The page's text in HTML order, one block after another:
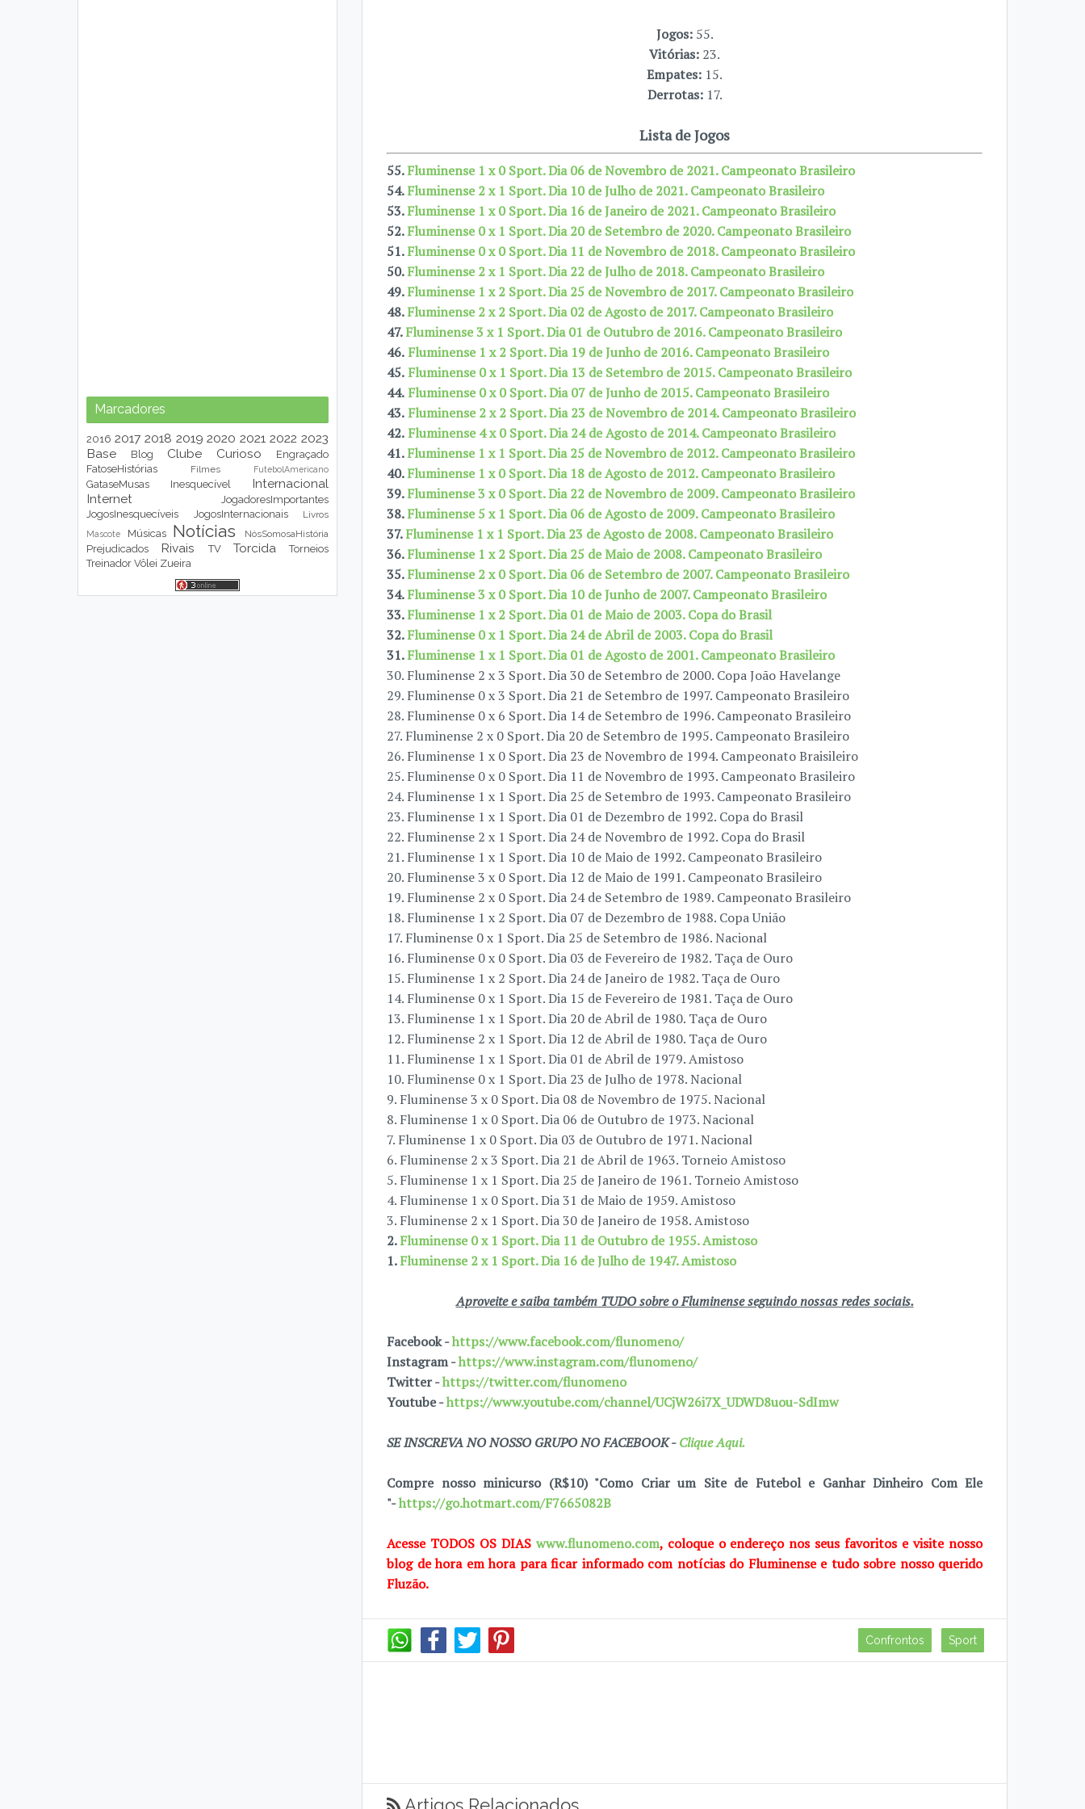
Jogos: 55.
Vitórias: 23.
Empates: 15.
Derrotas: 17.
Lista de Jogos
55.Fluminense 1 x 0 Sport. Dia 06 de Novembro de 2021. Campeonato Brasileiro
54.Fluminense 2 x 1 Sport. Dia 10 de Julho de 2021. Campeonato Brasileiro
53.Fluminense 1 x 0 Sport. Dia 16 de Janeiro de 2021. Campeonato Brasileiro
52.Fluminense 0 x 1 Sport. Dia 20 de Setembro de 2020. Campeonato Brasileiro
51.Fluminense 0 x 0 Sport. Dia 11 de Novembro de 2018. Campeonato Brasileiro
50.Fluminense 2 x 1 Sport. Dia 22 de Julho de 2018. Campeonato Brasileiro
49.Fluminense 1 x 2 Sport. Dia 25 de Novembro de 2017. Campeonato Brasileiro
48.Fluminense 2 x 2 Sport. Dia 02 de Agosto de 2017. Campeonato Brasileiro
47.Fluminense 3 x 1 Sport. Dia 01 de Outubro de 2016. Campeonato Brasileiro
46. Fluminense 1 x 2 Sport. Dia 19 de Junho de 2016. Campeonato Brasileiro
45. Fluminense 0 x 1 Sport. Dia 13 de Setembro de 2015. Campeonato Brasileiro
44. Fluminense 0 x 0 Sport. Dia 07 de Junho de 2015. Campeonato Brasileiro
43. Fluminense 2 x 2 Sport. Dia 23 de Novembro de 2014. Campeonato Brasileiro
42. Fluminense 4 x 0 Sport. Dia 24 de Agosto de 2014. Campeonato Brasileiro
41.Fluminense 1 x 1 Sport. Dia 25 de Novembro de 2012. Campeonato Brasileiro
40.Fluminense 1 x 0 Sport. Dia 18 de Agosto de 2012. Campeonato Brasileiro
39.Fluminense 3 x 0 Sport. Dia 22 de Novembro de 2009. Campeonato Brasileiro
38.Fluminense 5 x 1 Sport. Dia 06 de Agosto de 2009. Campeonato Brasileiro
37.Fluminense 1 x 1 Sport. Dia 23 de Agosto de 2008. Campeonato Brasileiro
36.Fluminense 1 x 2 Sport. Dia 25 de Maio de 2008. Campeonato Brasileiro
35.Fluminense 2 x 0 Sport. Dia 06 de Setembro de 2007. Campeonato Brasileiro
34.Fluminense 3 x 0 Sport. Dia 10 de Junho de 2007. Campeonato Brasileiro
33.Fluminense 1 x 2 Sport. Dia 01 de Maio de 2003. Copa do Brasil
32.Fluminense 0 x 1 Sport. Dia 24 de Abril de 2003. Copa do Brasil
31.Fluminense 1 x 1 Sport. Dia 01 de Agosto de 2001. Campeonato Brasileiro
30. Fluminense 2 x 3 Sport. Dia 30 de Setembro de 2000. Copa João Havelange
29. Fluminense 0 x 3 Sport. Dia 21 de Setembro de 1997. Campeonato Brasileiro
28. Fluminense 0 x 6 Sport. Dia 14 de Setembro de 1996. Campeonato Brasileiro
27. Fluminense 2 x 0 Sport. Dia 20 de Setembro de 1995. Campeonato Brasileiro
26. Fluminense 1 x 0 Sport. Dia 23 de Novembro de 1994. Campeonato Braisileiro
25. Fluminense 0 x 0 Sport. Dia 11 de Novembro de 1993. Campeonato Brasileiro
24. Fluminense 1 x 1 Sport. Dia 25 de Setembro de 1993. Campeonato Brasileiro
23. Fluminense 1 x 1 Sport. Dia 01 de Dezembro de 1992. Copa do Brasil
22. Fluminense 2 x 1 Sport. Dia 24 de Novembro de 1992. Copa do Brasil
21. Fluminense 1 x 1 Sport. Dia 10 de Maio de 1992. Campeonato Brasileiro
20. Fluminense 3 x 0 Sport. Dia 12 de Maio de 1991. Campeonato Brasileiro
19. Fluminense 2 x 0 Sport. Dia 24 de Setembro de 1989. Campeonato Brasileiro
18. Fluminense 1 x 2 Sport. Dia 07 de Dezembro de 1988. Copa União
17. Fluminense 0 x 1 Sport. Dia 25 de Setembro de 1986. Nacional
16. Fluminense 0 x 0 Sport. Dia 03 de Fevereiro de 1982. Taça de Ouro
15. Fluminense 1 x 2 Sport. Dia 24 de Janeiro de 1982. Taça de Ouro
14. Fluminense 0 x 1 Sport. Dia 15 de Fevereiro de 1981. Taça de Ouro
13. Fluminense 1 x 1 Sport. Dia 20 de Abril de 1980. Taça de Ouro
12. Fluminense 2 x 1 Sport. Dia 12 de Abril de 1980. Taça de Ouro
11. Fluminense 1 x 1 Sport. Dia 01 de Abril de 1979. Amistoso
10. Fluminense 0 x 1 Sport. Dia 23 de Julho de 1978. Nacional
9. Fluminense 3 x 0 Sport. Dia 08 de Novembro de 1975. Nacional
8. Fluminense 1 x 0 Sport. Dia 06 de Outubro de 1973. Nacional
7. Fluminense 1 x 0 Sport. Dia 03 de Outubro de 1971. Nacional
6. Fluminense 2 x 3 Sport. Dia 21 de Abril de 1963. Torneio Amistoso
5. Fluminense 1 x 1 Sport. Dia 25 de Janeiro de 1961. Torneio Amistoso
4. Fluminense 1 x 0 Sport. Dia 31 de Maio de 1959. Amistoso
3. Fluminense 2 x 1 Sport. Dia 30 de Janeiro de 1958. Amistoso
2.Fluminense 0 x 1 Sport. Dia 11 de Outubro de 1955. Amistoso
1.Fluminense 2 x 1 Sport. Dia 16 de Julho de 1947. Amistoso
Aproveite e saiba também TUDO sobre o Fluminense seguindo nossas redes sociais.
Facebook -https://www.facebook.com/flunomeno/
Instagram -https://www.instagram.com/flunomeno/
Twitter -https://twitter.com/flunomeno
Youtube -https://www.youtube.com/channel/UCjW26i7X_UDWD8uou-SdImw
SE INSCREVA NO NOSSO GRUPO NO FACEBOOK -Clique Aqui.
Compre nosso minicurso (R$10) "Como Criar um Site de Futebol e Ganhar Dinheiro Com Ele
"-https://go.hotmart.com/F7665082B
Acesse TODOS OS DIAS www.flunomeno.com, coloque o endereço nos seus favoritos e visite nosso
blog de hora em hora para ficar informado com notícias do Fluminense e tudo sobre nosso querido
Fluzão.
Confrontos Sport
Marcadores
2016 2017 2018 2019 2020 2021 2022 2023
Base
Blog Clube Curioso
Engraçado
FatoseHistórias
Filmes FutebolAmericano
GataseMusas Inesquecível
Internacional
Internet
JogadoresImportantes
JogosInesquecíveis
JogosInternacionais Livros
Mascote Músicas Notícias NósSomosaHistória
Prejudicados Rivais TV Torcida
Torneios
Treinador Vôlei Zueira